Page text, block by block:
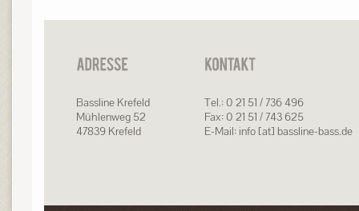
Bassline Krefeld
Mühlenweg 52
47839 Krefeld
Tel.: 0 21 51 / 736 496
Fax: 0 21 51 / 743 625
E-Mail: info [at] bassline-bass.de